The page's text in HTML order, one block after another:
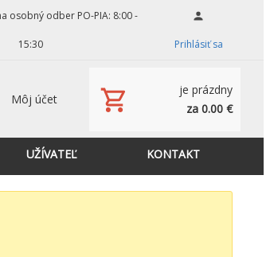
osobný odber PO-PIA: 8:00 -
15:30 Prihlásiť sa
Môj účet
je prázdny
za 0.00 €
UŽÍVATEĽ KONTAKT